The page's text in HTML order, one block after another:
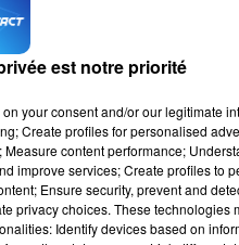
est notre priorité
your consent and/or our legitimate
Create profiles for personalised
content performance;
improve services; Create profiles to
Ensure security, prevent and
privacy choices. These technologies
Identify devices based on